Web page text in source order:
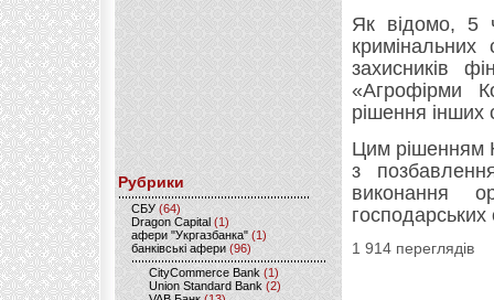
Рубрики
CБУ (64)
Dragon Capital (1)
афери "Укргазбанка" (1)
банківські афери (96)
CityCommerce Bank (1)
Union Standard Bank (2)
Як відомо, 5
кримінальних
захисників
«Агрофірми
рішення інших
Цим рішенням
з
виконання
господарських
1 914 переглядів